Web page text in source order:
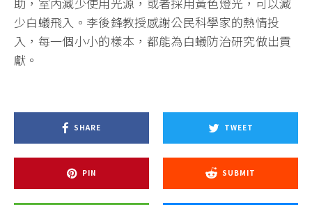
少白蟻飛入。李後鋒教授感謝公民科學家的熱情投
入，每一個小小的樣本，都能為白蟻防治研究做出貢
獻。
SHARE TWEET
PIN SUBMIT